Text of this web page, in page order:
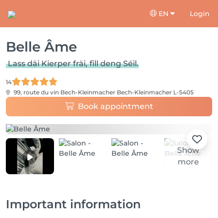
EN Login
Belle Âme
Lass däi Kierper fräi, fill deng Séil.
14
99, route du vin Bech-Kleinmacher Bech-Kleinmacher L-5405
Book appointment
Show
more
Important information